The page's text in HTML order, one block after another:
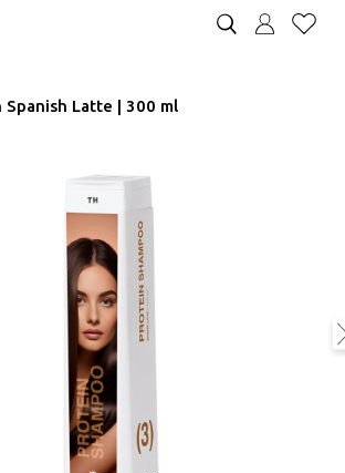
Spanish Latte | 300 ml